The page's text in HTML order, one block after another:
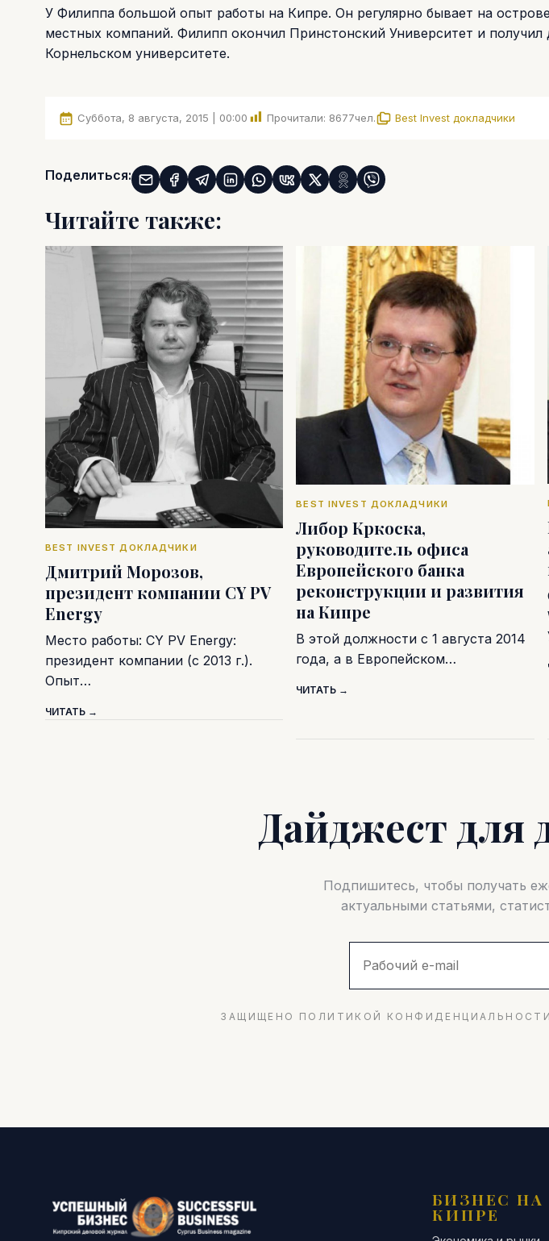
У Филиппа большой опыт работы на Кипре. Он регулярно бывает на
местных компаний. Филипп окончил Принстонский Университет и
Корнельском университете.
Суббота, 8 августа, 2015 | 00:00 Прочитали: 8677чел. Best Invest докладчики
Поделиться:
Читайте также:
BEST INVEST ДОКЛАДЧИКИ
Дмитрий Морозов,
президент компании CY PV
Energy
Место работы: CY PV Energy:
президент компании (с 2013 г.).
Опыт…
ЧИТАТЬ →
BEST INVEST ДОКЛАДЧИКИ
Либор Кркоска,
руководитель офиса
Европейского банка
реконструкции и развития
на Кипре
В этой должности с 1 августа 2014
года, а в Европейском…
ЧИТАТЬ →
Дайджест для
Подпишитесь, чтобы получать
актуальными статьями,
ЗАЩИЩЕНО ПОЛИТИКОЙ
БИЗНЕС НА
КИПРЕ